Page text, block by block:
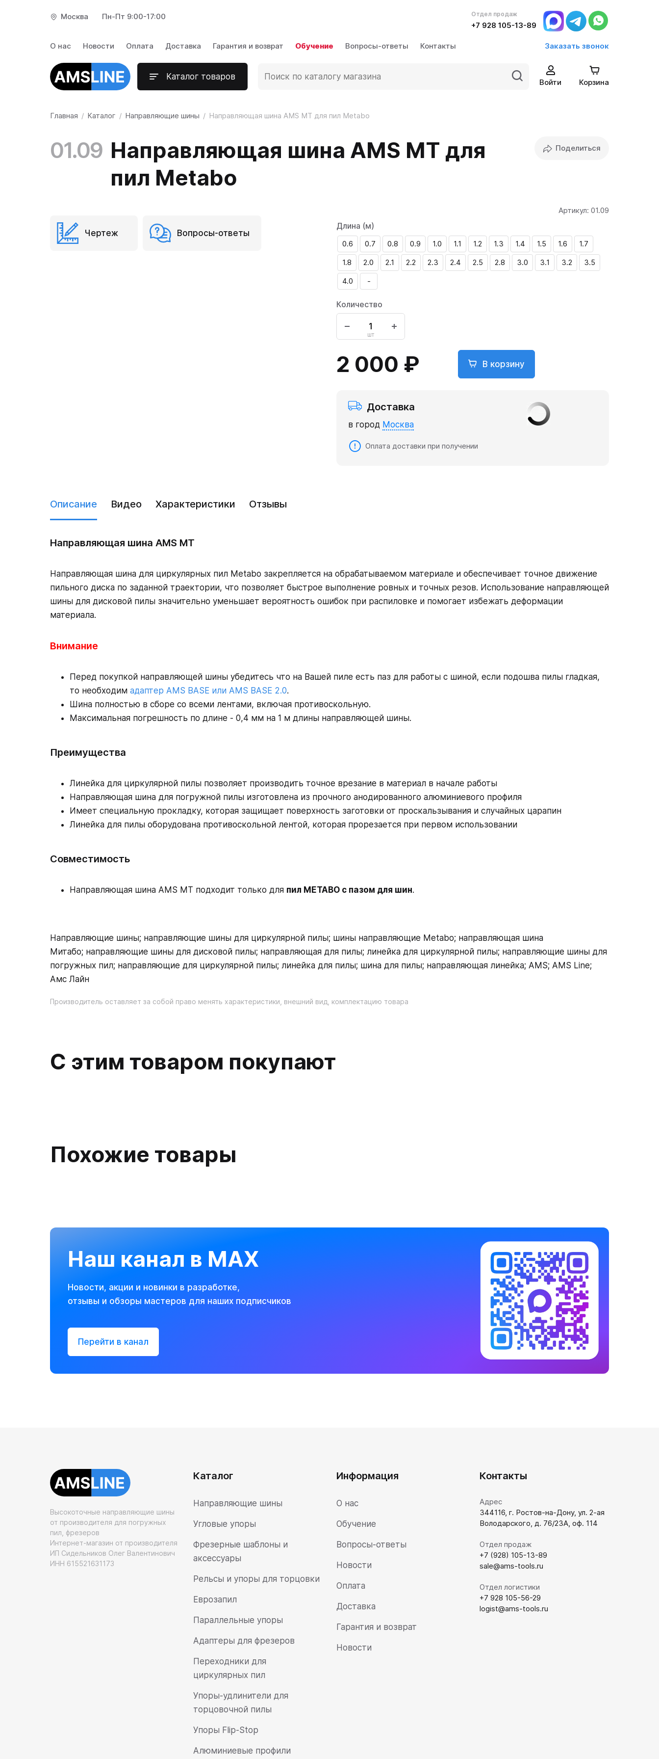
Отдел продаж
+7 928 105-13-89 Войти Корзина
Москва Пн-Пт 9:00-17:00 Отдел продаж
+7 928 105-13-89
О нас Новости Оплата Доставка Гарантия и возврат Обучение Вопросы-ответы Контакты Заказать звонок
Каталог товаров
Войти Корзина
Главная Каталог Направляющие шины Направляющая шина AMS MT для пил Metabo
01.09 Направляющая шина AMS MT для
пил Metabo
Поделиться
Чертеж Вопросы-ответы
Артикул: 01.09
Длина (м)
0.6 0.7 0.8 0.9 1.0 1.1 1.2 1.3 1.4 1.5 1.6
1.7
1.8
2.0 2.1 2.2 2.3 2.4 2.5 2.8 3.0 3.1 3.2
3.5
4.0
-
Количество
шт
2 000 ₽ В корзину
Доставка
в город Москва
Оплата доставки при получении
Описание Видео Характеристики Отзывы
Направляющая шина AMS MT
Направляющая шина для циркулярных пил Metabo закрепляется на обрабатываемом материале и обеспечивает точное движение
пильного диска по заданной траектории, что позволяет быстрое выполнение ровных и точных резов. Использование направляющей
шины для дисковой пилы значительно уменьшает вероятность ошибок при распиловке и помогает избежать деформации
материала.
Внимание
Перед покупкой направляющей шины убедитесь что на Вашей пиле есть паз для работы с шиной, если подошва пилы гладкая,
то необходим адаптер AMS BASE или AMS BASE 2.0.
Шина полностью в сборе со всеми лентами, включая противоскольную.
Максимальная погрешность по длине - 0,4 мм на 1 м длины направляющей шины.
Преимущества
Линейка для циркулярной пилы позволяет производить точное врезание в материал в начале работы
Направляющая шина для погружной пилы изготовлена из прочного анодированного алюминиевого профиля
Имеет специальную прокладку, которая защищает поверхность заготовки от проскальзывания и случайных царапин
Линейка для пилы оборудована противоскольной лентой, которая прорезается при первом использовании
Совместимость
Направляющая шина AMS MT подходит только для пил METABO c пазом для шин.
Направляющие шины; направляющие шины для циркулярной пилы; шины направляющие Metabo; направляющая шина
Митабо; направляющие шины для дисковой пилы; направляющая для пилы; линейка для циркулярной пилы; направляющие шины для
погружных пил; направляющие для циркулярной пилы; линейка для пилы; шина для пилы; направляющая линейка; AMS; AMS Line;
Амс Лайн
Производитель оставляет за собой право менять характеристики, внешний вид, комплектацию товара
С этим товаром покупают
Похожие товары
Наш канал в MAX
Новости, акции и новинки в разработке,
отзывы и обзоры мастеров для наших подписчиков
Перейти в канал
Высокоточные направляющие шины
от производителя для погружных
пил, фрезеров
Интернет-магазин от производителя
ИП Сидельников Олег Валентинович
ИНН 615521631173
Каталог
Направляющие шины
Угловые упоры
Фрезерные шаблоны и
аксессуары
Рельсы и упоры для торцовки
Еврозапил
Параллельные упоры
Адаптеры для фрезеров
Переходники для
циркулярных пил
Упоры-удлинители для
торцовочной пилы
Упоры Flip-Stop
Алюминиевые профили
Информация
О нас
Обучение
Вопросы-ответы
Новости
Оплата
Доставка
Гарантия и возврат
Новости
Контакты
Адрес
344116, г. Ростов-на-Дону, ул. 2-ая
Володарского, д. 76/23А, оф. 114
Отдел продаж
+7 (928) 105-13-89
sale@ams-tools.ru
Отдел логистики
+7 928 105-56-29
logist@ams-tools.ru